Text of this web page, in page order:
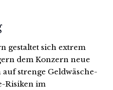
gestaltet sich extrem
dem Konzern neue
strenge Geldwäsche-
Risiken im